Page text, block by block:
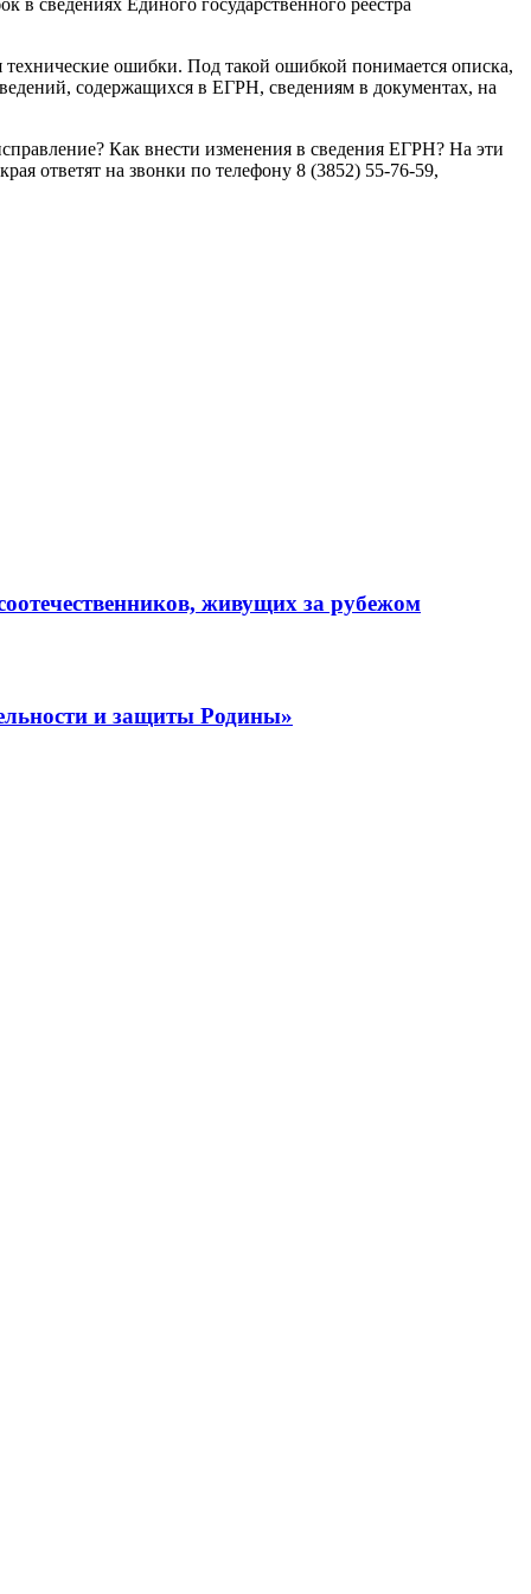
ошибки. Под такой ошибкой понимается описка,
содержащихся в ЕГРН, сведениям в документах, на
Как внести изменения в сведения ЕГРН? На эти
ответят на звонки по телефону 8 (3852) 55-76-59,
живущих за рубежом
и защиты Родины»